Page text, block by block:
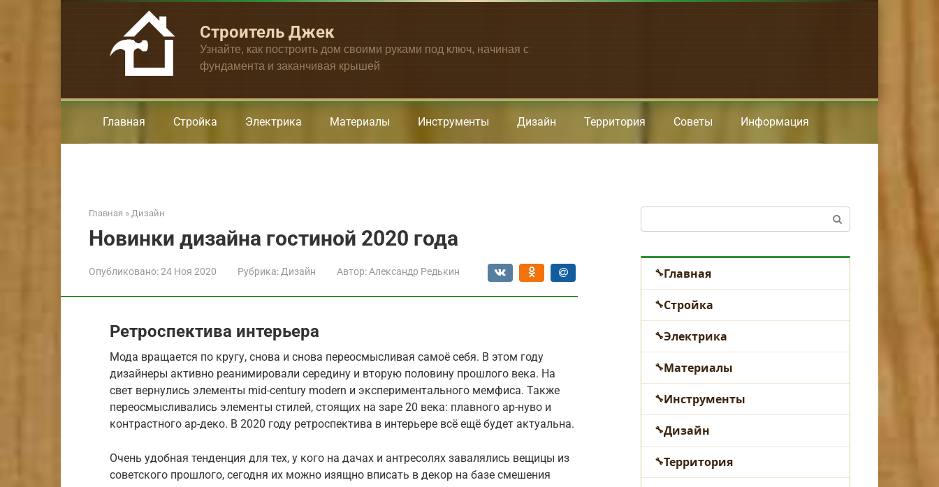
Строитель Джек
Узнайте, как построить дом своими руками под ключ, начиная с
фундамента и заканчивая крышей
Главная Стройка Электрика Материалы Инструменты Дизайн Территория Советы Информация
Главная » Дизайн
Новинки дизайна гостиной 2020 года
Опубликовано:24 Ноя 2020 Рубрика: Дизайн Автор: Александр Редькин
Ретроспектива интерьера
Мода вращается по кругу, снова и снова переосмысливая самоё себя. В этом году
дизайнеры активно реанимировали середину и вторую половину прошлого века. На
свет вернулись элементы mid-century modern и экспериментального мемфиса. Также
переосмысливались элементы стилей, стоящих на заре 20 века: плавного ар-нуво и
контрастного ар-деко. В 2020 году ретроспектива в интерьере всё ещё будет актуальна.
Очень удобная тенденция для тех, у кого на дачах и антресолях завалялись вещицы из
советского прошлого, сегодня их можно изящно вписать в декор на базе смешения
Главная
Стройка
Электрика
Материалы
Инструменты
Дизайн
Территория